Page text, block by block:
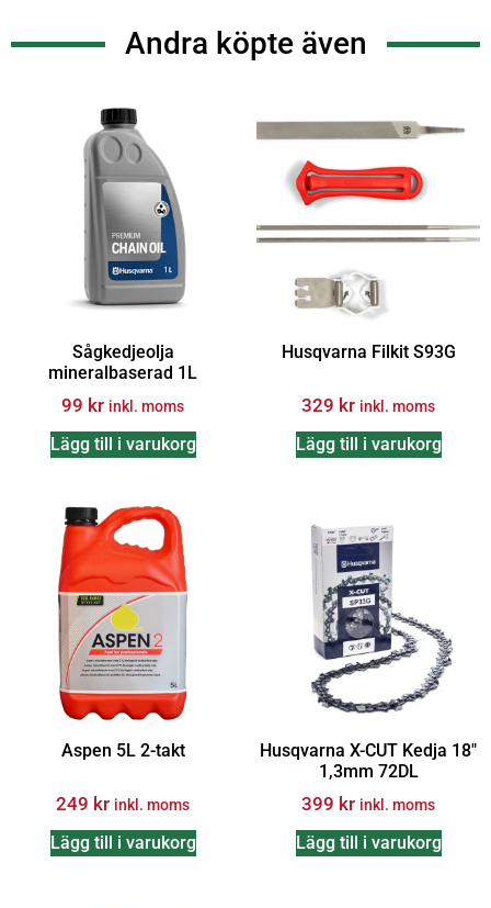
Andra köpte även
Sågkedjeolja
mineralbaserad 1L
99 kr inkl. moms
Lägg till i varukorg
Husqvarna Filkit S93G
329 kr inkl. moms
Lägg till i varukorg
Aspen 5L 2-takt
249 kr inkl. moms
Lägg till i varukorg
Husqvarna X-CUT Kedja 18″
1,3mm 72DL
399 kr inkl. moms
Lägg till i varukorg